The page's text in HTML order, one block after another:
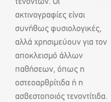
ακτινογραφίες είναι
συνήθως φυσιολογικές,
αλλά χρησιμεύουν για τον
αποκλεισμό άλλων
παθήσεων, όπως η
οστεοαρθρίτιδα ή η
ασβεστοποιός τενοντίτιδα.